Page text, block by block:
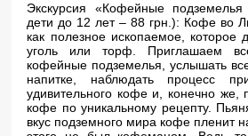
Экскурсия «Кофейные подземелья
дети до 12 лет – 88 грн.): Кофе во
как полезное ископаемое, которое
уголь или торф. Приглашаем
кофейные подземелья, услышать
напитке, наблюдать процесс
удивительного кофе и, конечно же,
кофе по уникальному рецепту.
вкус подземного мира кофе пленит